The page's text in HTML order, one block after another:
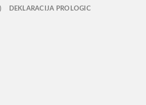
DEKLARACIJA PROLOGIC